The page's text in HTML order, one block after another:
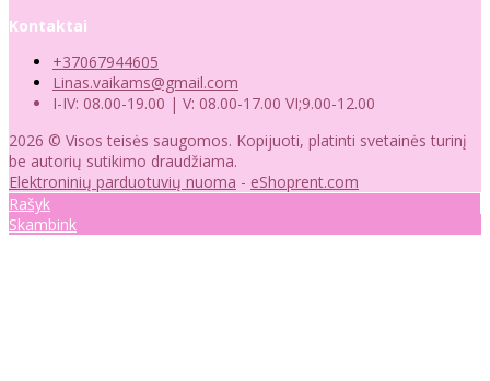
Kontaktai
+37067944605
Linas.vaikams@gmail.com
I-IV: 08.00-19.00 | V: 08.00-17.00 VI;9.00-12.00
2026 © Visos teisės saugomos. Kopijuoti, platinti svetainės turinį
be autorių sutikimo draudžiama.
Elektroninių parduotuvių nuoma - eShoprent.com
Rašyk
Skambink